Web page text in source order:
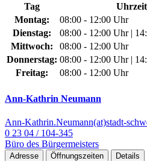
Tag
Uhrzeit
Montag:
08:00 - 12:00 Uhr
Dienstag:
08:00 - 12:00 Uhr |
Mittwoch:
08:00 - 12:00 Uhr
Donnerstag: 08:00 - 12:00 Uhr |
Freitag:
08:00 - 12:00 Uhr
Ann-Kathrin Neumann
Ann-Kathrin.Neumann(at)stadt-
0 23 04 / 104-345
Büro des Bürgermeisters
Adresse Öffnungszeiten Details